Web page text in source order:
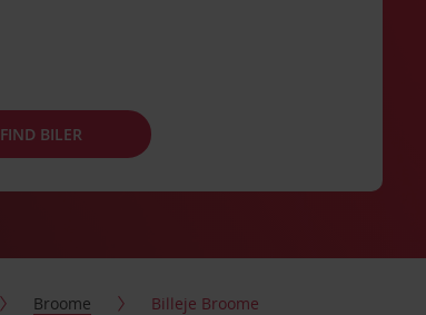
FIND BILER
Broome Billeje Broome